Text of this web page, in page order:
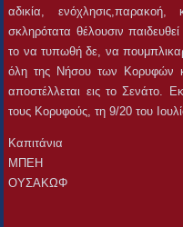
αδικία, ενόχλησις,παρακοή,
σκληρότατα θέλουσιν
το να τυπωθή δε, να
όλη της Νήσου των Κορυφών
αποστέλλεται εις το Σενάτο.
τους Κορυφούς, τη 9/20 του
ΜΠΕΗ
ΟΥΣΑΚΩΦ